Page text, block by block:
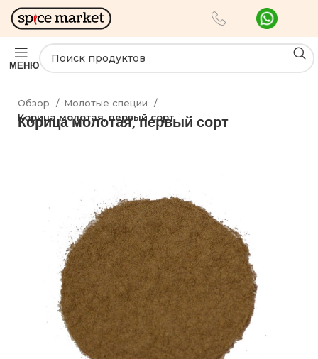
МЕНЮ
Обзор
Молотые специи
Корица молотая, первый сорт
Корица молотая, первый сорт